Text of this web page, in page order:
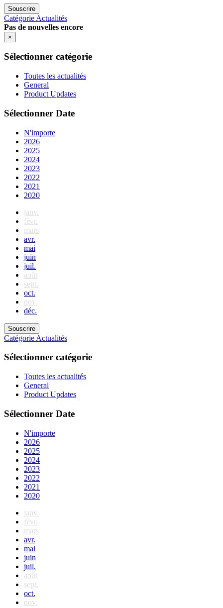
Souscrire
Catégorie Actualités
Pas de nouvelles encore
×
Sélectionner catégorie
Toutes les actualités
General
Product Updates
Sélectionner Date
N'importe
2026
2025
2024
2023
2022
2021
2020
janv.
févr.
mars
avr.
mai
juin
juil.
août
sept.
oct.
nov.
déc.
Souscrire
Catégorie Actualités
Sélectionner catégorie
Toutes les actualités
General
Product Updates
Sélectionner Date
N'importe
2026
2025
2024
2023
2022
2021
2020
janv.
févr.
mars
avr.
mai
juin
juil.
août
sept.
oct.
nov.